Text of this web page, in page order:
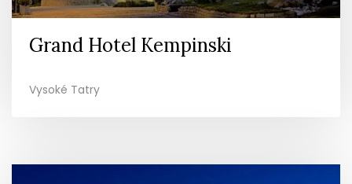
Grand Hotel Kempinski
Vysoké Tatry